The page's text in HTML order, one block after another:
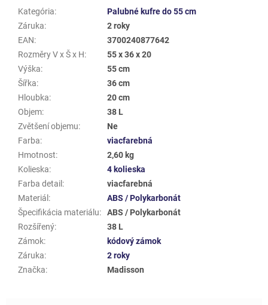
Kategória:
Palubné kufre do 55 cm
Záruka:
2 roky
EAN:
3700240877642
Rozměry V x Š x H:
55 x 36 x 20
Výška:
55 cm
Šířka:
36 cm
Hloubka:
20 cm
Objem:
38 L
Zvětšení objemu:
Ne
Farba:
viacfarebná
Hmotnost:
2,60 kg
Kolieska:
4 kolieska
Farba detail :
viacfarebná
Materiál :
ABS / Polykarbonát
Špecifikácia materiálu:
ABS / Polykarbonát
Rozšířený:
38 L
Zámok:
kódový zámok
Záruka:
2 roky
Značka: Madisson